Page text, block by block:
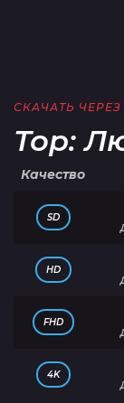
СКАЧАТЬ
Тор:
Качество
SD
HD
FHD
4K